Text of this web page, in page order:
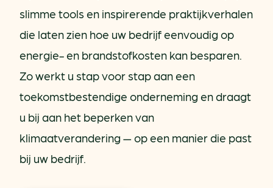
slimme tools en inspirerende praktijkverhalen
die laten zien hoe uw bedrijf eenvoudig op
energie- en brandstofkosten kan besparen.
Zo werkt u stap voor stap aan een
toekomstbestendige onderneming en draagt
u bij aan het beperken van
klimaatverandering — op een manier die past
bij uw bedrijf.